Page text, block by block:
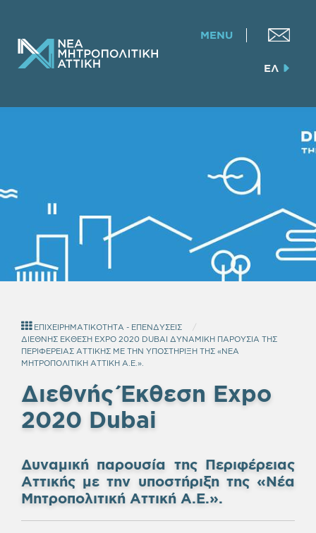
MENU
ΕΛ
ΕΠΙΧΕΙΡΗΜΑΤΙΚΟΤΗΤΑ - ΕΠΕΝΔΥΣΕΙΣ
ΔΙΕΘΝΗΣ ΕΚΘΕΣΗ EXPO 2020 DUBAI ΔΥΝΑΜΙΚΗ ΠΑΡΟΥΣΙΑ ΤΗΣ
ΠΕΡΙΦΕΡΕΙΑΣ ΑΤΤΙΚΗΣ ΜΕ ΤΗΝ ΥΠΟΣΤΗΡΙΞΗ ΤΗΣ «ΝΕΑ
ΜΗΤΡΟΠΟΛΙΤΙΚΗ ΑΤΤΙΚΗ Α.Ε.».
Διεθνής Έκθεση Expo
2020 Dubai
Δυναμική παρουσία της Περιφέρειας
Αττικής με την υποστήριξη της «Νέα
Μητροπολιτική Αττική Α.Ε.».